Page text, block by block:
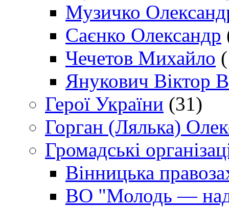
Музичко
Саєнко Олександр
Чечетов Михайло
Янукович Віктор
Герої України (31)
Горган (Лялька)
Громадські
Вінницька
ВО "Молодь —